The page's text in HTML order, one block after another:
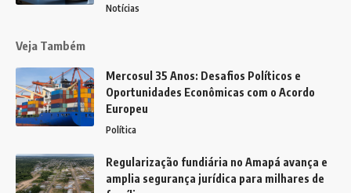
Notícias
Veja Também
Mercosul 35 Anos: Desafios Políticos e
Oportunidades Econômicas com o Acordo
Europeu
Política
Regularização fundiária no Amapá avança e
amplia segurança jurídica para milhares de